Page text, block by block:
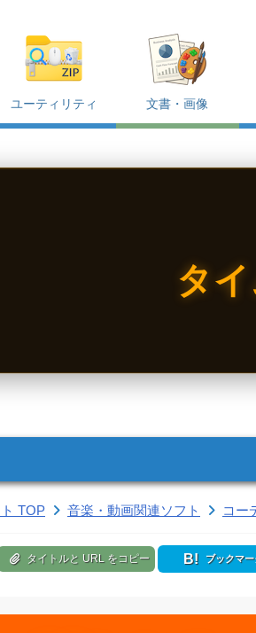
ユーティリティ 文書・画像
タ
TOP 音楽・動画関連ソフト コー
タイトルと URL をコピー ブックマー